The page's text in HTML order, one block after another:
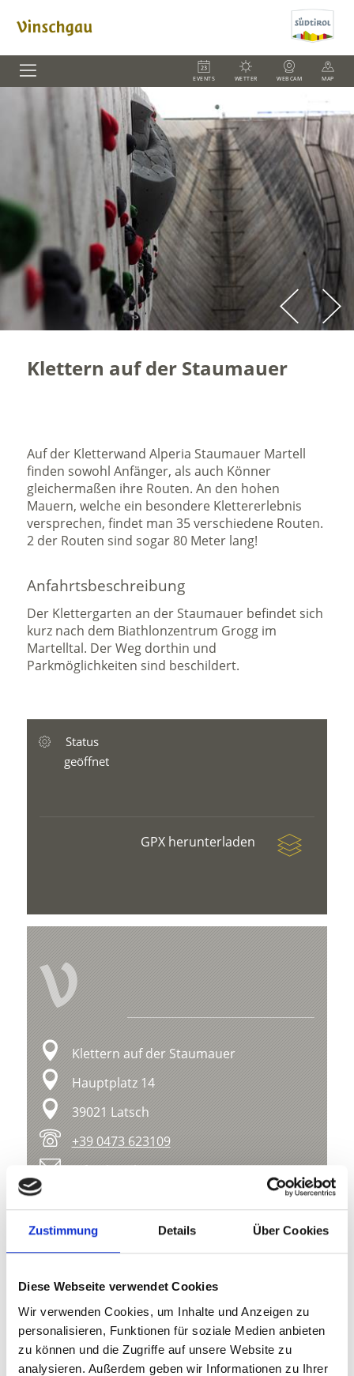
Zustimmung Details Über Cookies
Diese Webseite verwendet Cookies
Wir verwenden Cookies, um Inhalte und Anzeigen zu
personalisieren, Funktionen für soziale Medien anbieten
zu können und die Zugriffe auf unsere Website zu
analysieren. Außerdem geben wir Informationen zu Ihrer
EVENTS WETTER WEBCAM MAP
Klettern auf der Staumauer
Auf der Kletterwand Alperia Staumauer Martell
finden sowohl Anfänger, als auch Könner
gleichermaßen ihre Routen. An den hohen
Mauern, welche ein besondere Klettererlebnis
versprechen, findet man 35 verschiedene Routen.
2 der Routen sind sogar 80 Meter lang!
Anfahrtsbeschreibung
Der Klettergarten an der Staumauer befindet sich
kurz nach dem Biathlonzentrum Grogg im
Martelltal. Der Weg dorthin und
Parkmöglichkeiten sind beschildert.
Status
geöffnet
GPX herunterladen
V
Klettern auf der Staumauer
Hauptplatz 14
39021 Latsch
+39 0473 623109
info@latsch.it
Karte & Höhenprofil
Impressionen